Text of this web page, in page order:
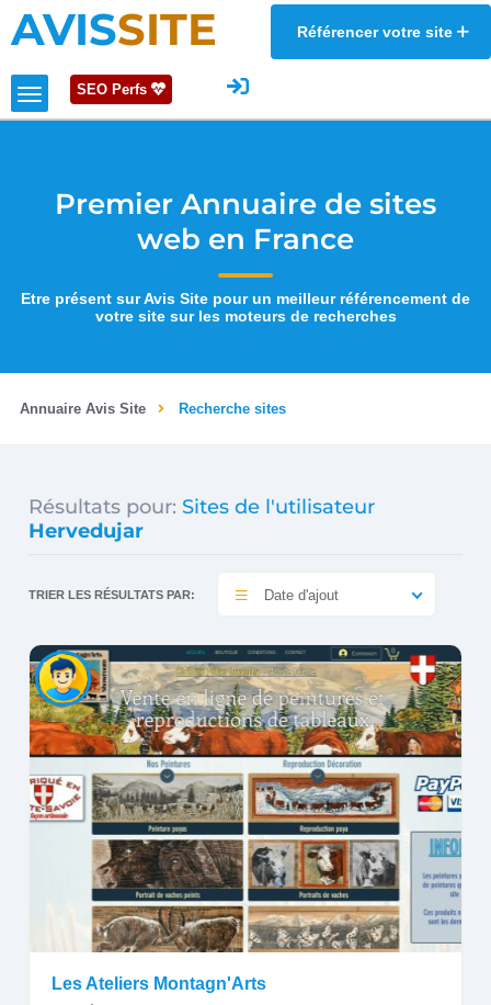
AVISSITE Référencer votre site
SEO Perfs
Premier Annuaire de sites
web en France
Etre présent sur Avis Site pour un meilleur référencement de
votre site sur les moteurs de recherches
Annuaire Avis Site Recherche sites
Résultats pour: Sites de l'utilisateur
Hervedujar
TRIER LES RÉSULTATS PAR: Date d'ajout
Les Ateliers Montagn'Arts